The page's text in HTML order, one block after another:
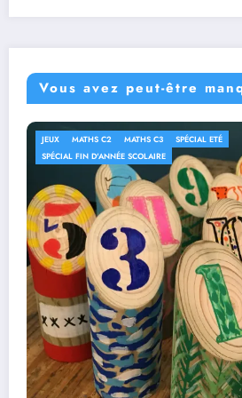
Vous avez peut-être
JEUX MATHS C2 MATHS C3
SPÉCIAL ETÉ
SPÉCIAL FIN D'ANNÉE SCOLAIRE